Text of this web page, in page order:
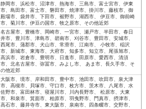
静岡市、浜松市、沼津市、熱海市、三島市、富士宮市、伊東
市、島田市、富士市、磐田市、焼津市、掛川市、藤枝市、御
殿場市、袋井市、下田市、裾野市、湖西市、 伊豆市、御前崎
市、菊川市、伊豆の国市、牧之原市、その他近郊
名古屋市、豊橋市、岡崎市、一宮市、瀬戸市、半田市、春日
井市、豊川市、津島市、碧南市、刈谷市、豊田市、安城市、
西尾市、蒲郡市、犬山市、常滑市、江南市、 小牧市、稲沢
市、新城市、東海市、大府市、知多市、知立市、尾張旭市、
高浜市、岩倉市、豊明市、日進市、田原市、愛西市、清須
市、北名古屋市、弥冨市、みよし市、 あま市、長久手市、そ
の他近郊
大阪市、境市、岸和田市、豊中市、池田市、吹田市、泉大津
市、高槻市、貝塚市、守口市、枚方市、茨木市、八尾市、水
佐野市、富田林市、寝屋川市、川内長野市、 松原市、大東
市、和泉市、箕面市、柏原市、羽曳野市、門真市、摂津市、
高石市、藤井寺市、東大阪市、泉南市、四条畷市、交野市、